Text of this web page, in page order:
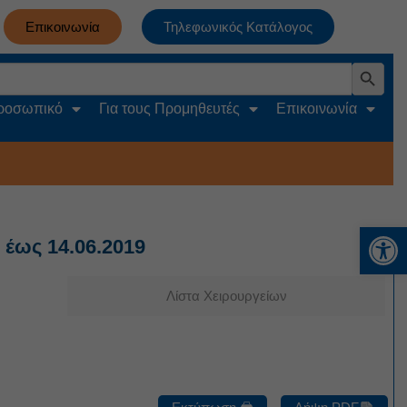
Επικοινωνία Τηλεφωνικός Κατάλογος
Search Button
Για τους Προμηθευτές Επικοινωνία
έως 14.06.2019
Λίστα Χειρουργείων